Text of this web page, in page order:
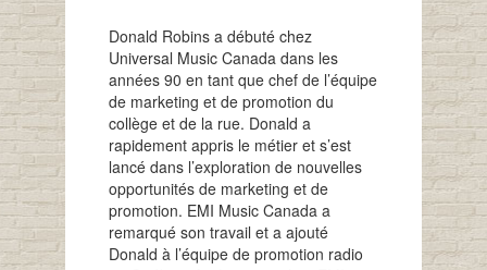
Donald Robins a débuté chez
Universal Music Canada dans les
années 90 en tant que chef de l’équipe
de marketing et de promotion du
collège et de la rue. Donald a
rapidement appris le métier et s’est
lancé dans l’exploration de nouvelles
opportunités de marketing et de
promotion. EMI Music Canada a
remarqué son travail et a ajouté
Donald à l’équipe de promotion radio